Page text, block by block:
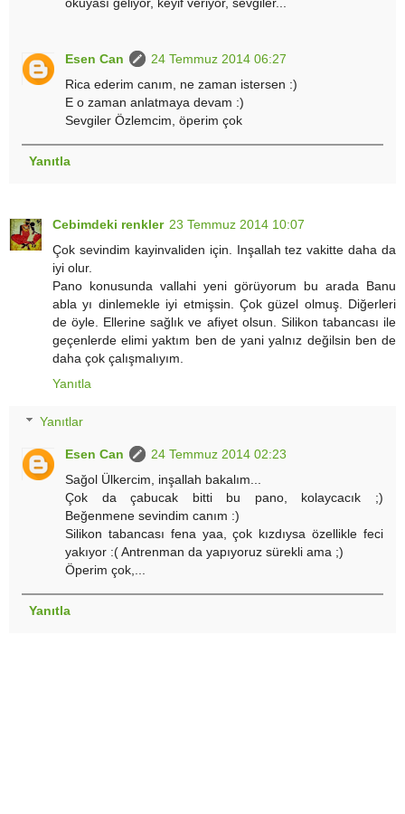
okuyası geliyor, keyif veriyor, sevgiler...
Esen Can
24 Temmuz 2014 06:27
Rica ederim canım, ne zaman istersen :)
E o zaman anlatmaya devam :)
Sevgiler Özlemcim, öperim çok
Yanıtla
Cebimdeki renkler 23 Temmuz 2014 10:07
Çok sevindim kayinvaliden için. Inşallah tez vakitte daha da
iyi olur.
Pano konusunda vallahi yeni görüyorum bu arada Banu
abla yı dinlemekle iyi etmişsin. Çok güzel olmuş. Diğerleri
de öyle. Ellerine sağlık ve afiyet olsun. Silikon tabancası ile
geçenlerde elimi yaktım ben de yani yalnız değilsin ben de
daha çok çalışmalıyım.
Yanıtla
Yanıtlar
Esen Can
24 Temmuz 2014 02:23
Sağol Ülkercim, inşallah bakalım...
Çok da çabucak bitti bu pano, kolaycacık ;)
Beğenmene sevindim canım :)
Silikon tabancası fena yaa, çok kızdıysa özellikle feci
yakıyor :( Antrenman da yapıyoruz sürekli ama ;)
Öperim çok,...
Yanıtla